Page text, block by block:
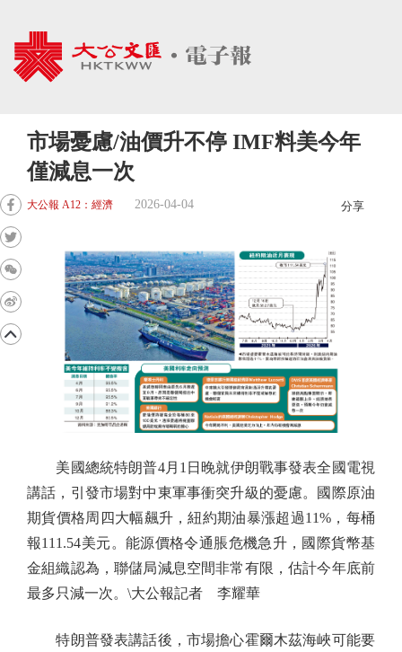
市場憂慮/油價升不停 IMF料美今年
僅減息一次
大公報 A12：經濟 2026-04-04 分享
美國總統特朗普4月1日晚就伊朗戰事發表全國電視
講話，引發市場對中東軍事衝突升級的憂慮。國際原油
期貨價格周四大幅飆升，紐約期油暴漲超過11%，每桶
報111.54美元。能源價格令通脹危機急升，國際貨幣基
金組織認為，聯儲局減息空間非常有限，估計今年底前
最多只減一次。\大公報記者 李耀華
特朗普發表講話後，市場擔心霍爾木茲海峽可能要